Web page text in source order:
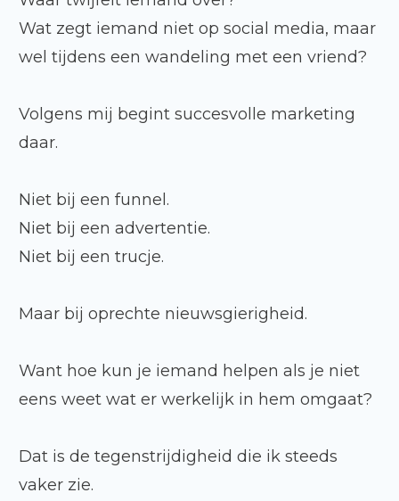
Wat zegt iemand niet op social media, maar
wel tijdens een wandeling met een vriend?
Volgens mij begint succesvolle marketing
daar.
Niet bij een funnel.
Niet bij een advertentie.
Niet bij een trucje.
Maar bij oprechte nieuwsgierigheid.
Want hoe kun je iemand helpen als je niet
eens weet wat er werkelijk in hem omgaat?
Dat is de tegenstrijdigheid die ik steeds
vaker zie.